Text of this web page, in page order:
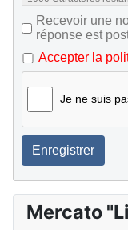
Recevoir une
réponse est
Accepter la
Je ne suis
Enregistrer
Mercato